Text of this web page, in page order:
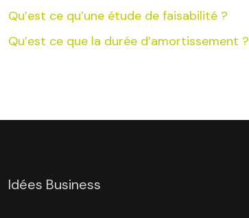
Qu’est ce qu’une étude de faisabilité ?
Qu’est ce que la durée d’amortissement ?
Idées Business